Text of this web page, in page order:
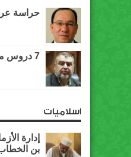
حراسة
7 دروس مستفادة من ثورة يناير
اسلاميات
إدارة
بن